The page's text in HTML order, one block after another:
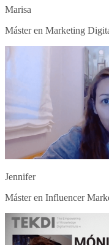
Marisa
Máster en Marketing
Jennifer
Máster en Influencer